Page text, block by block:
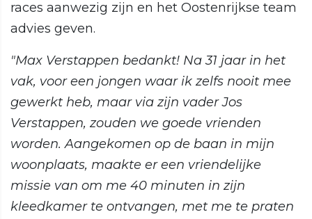
races aanwezig zijn en het Oostenrijkse team
advies geven.
"Max Verstappen bedankt! Na 31 jaar in het
vak, voor een jongen waar ik zelfs nooit mee
gewerkt heb, maar via zijn vader Jos
Verstappen, zouden we goede vrienden
worden. Aangekomen op de baan in mijn
woonplaats, maakte er een vriendelijke
missie van om me 40 minuten in zijn
kleedkamer te ontvangen, met me te praten